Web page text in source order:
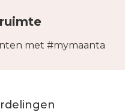
met #mymaanta